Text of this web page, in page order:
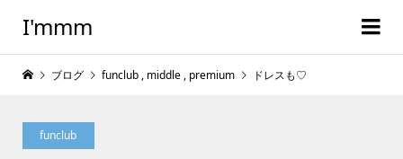
I'mmm
funclub
ブログ funclub , middle , premium ドレスも♡